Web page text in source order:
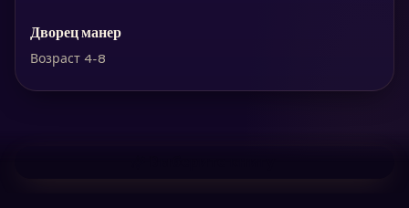
Дворец манер
Возраст 4-8